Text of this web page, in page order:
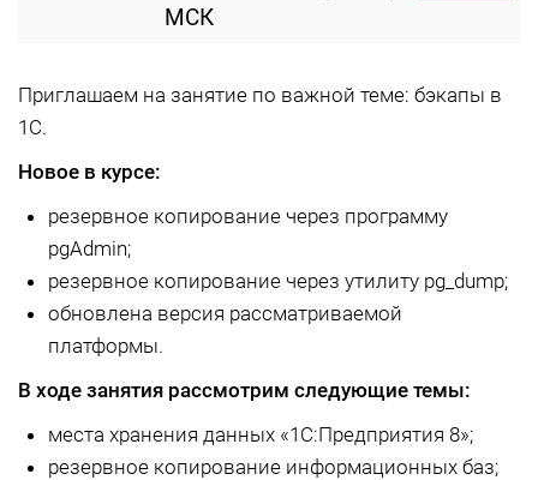
МСК
Приглашаем на занятие по важной теме: бэкапы в
1С.
Новое в курсе:
резервное копирование через программу
pgAdmin;
резервное копирование через утилиту pg_dump;
обновлена версия рассматриваемой
платформы.
В ходе занятия рассмотрим следующие темы:
места хранения данных «1С:Предприятия 8»;
резервное копирование информационных баз;